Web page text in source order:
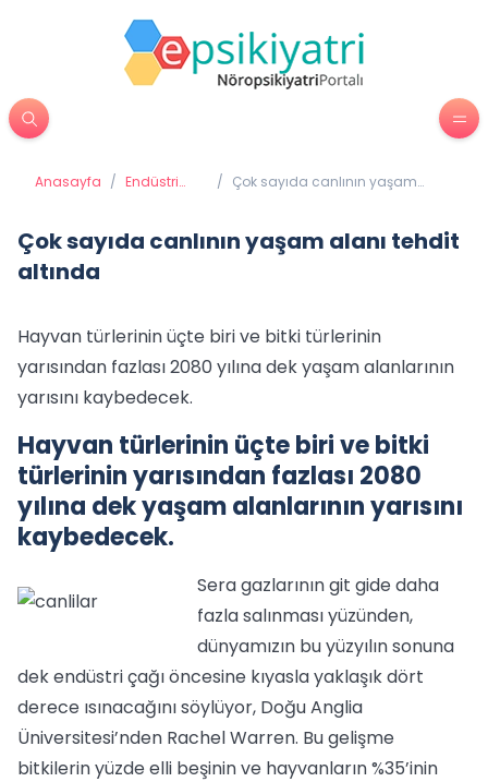
Anasayfa / Endüstri
/ Çok sayıda canlının yaşam
Çok sayıda canlının yaşam alanı tehdit
altında
Hayvan türlerinin üçte biri ve bitki türlerinin
yarısından fazlası 2080 yılına dek yaşam alanlarının
yarısını kaybedecek.
Hayvan türlerinin üçte biri ve bitki
türlerinin yarısından fazlası 2080
yılına dek yaşam alanlarının yarısını
kaybedecek.
Sera gazlarının git gide daha
fazla salınması yüzünden,
dünyamızın bu yüzyılın sonuna
dek endüstri çağı öncesine kıyasla yaklaşık dört
derece ısınacağını söylüyor, Doğu Anglia
Üniversitesi’nden Rachel Warren. Bu gelişme
bitkilerin yüzde elli beşinin ve hayvanların %35’inin